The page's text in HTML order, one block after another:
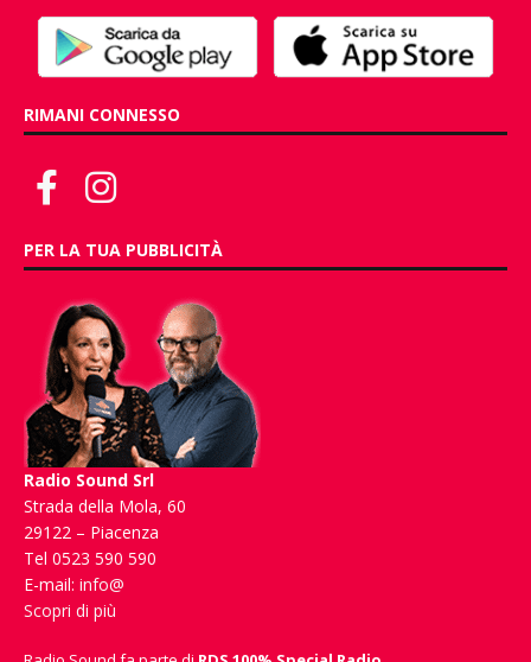
RIMANI CONNESSO
PER LA TUA PUBBLICITÀ
Radio Sound Srl
Strada della Mola, 60
29122 – Piacenza
Tel 0523 590 590
E-mail: info@
Scopri di più